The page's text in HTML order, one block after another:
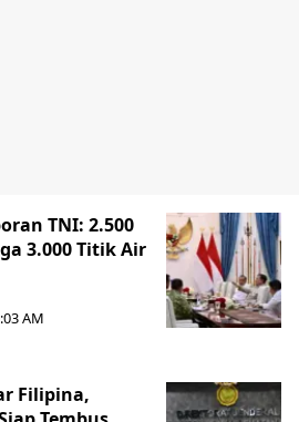
TNI: 2.500
3.000 Titik Air
AM
Filipina,